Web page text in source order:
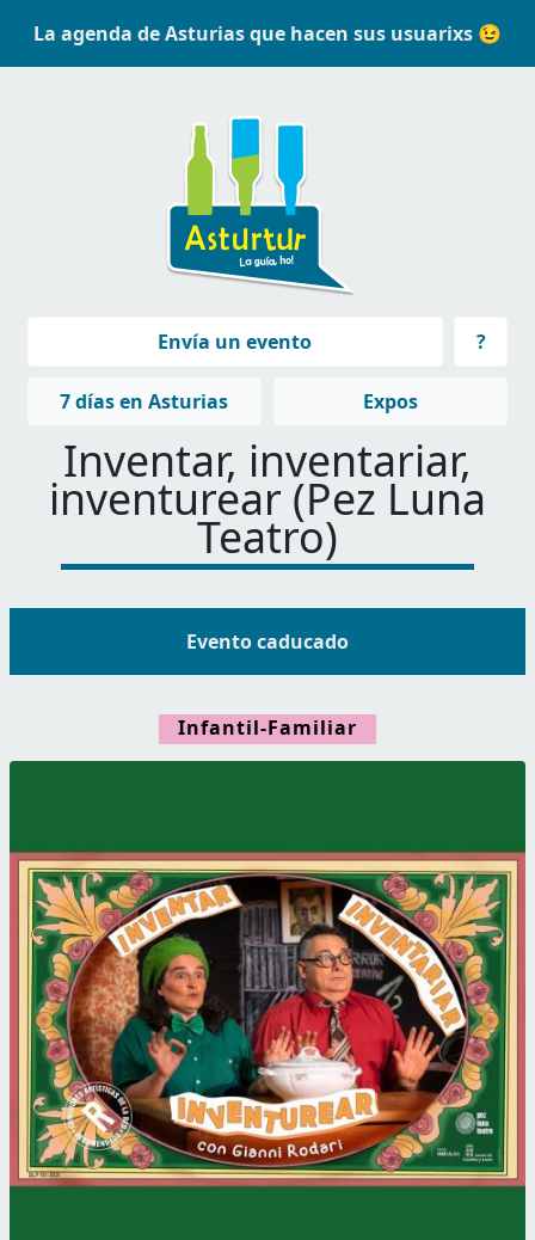
La agenda de Asturias que hacen sus usuarixs 😉
Navegación principal
Envía un evento ?
Navegación principal
7 días en Asturias Expos
Inventar, inventariar,
inventurear (Pez Luna
Teatro)
Evento caducado
Infantil-Familiar